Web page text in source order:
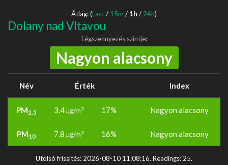
Átlag: (Last/ 15m / 1h / 24h)
Dolany nad Vltavou
Légszennyezés szintje:
Nagyon alacsony
Név Érték Index
PM2.5 3.4µg/m3 17% Nagyon alacsony
PM10 7.8 µg/m3 16% Nagyon alacsony
Utolsó frissítés: 2026-08-10 11:08:16. Readings: 25.